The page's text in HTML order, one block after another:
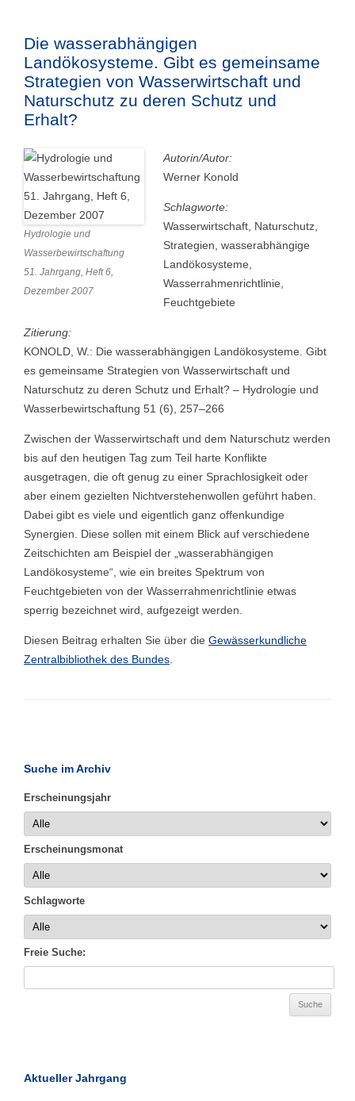
Die wasserabhängigen
Landökosysteme. Gibt es gemeinsame
Strategien von Wasserwirtschaft und
Naturschutz zu deren Schutz und
Erhalt?
Hydrologie und
Wasserbewirtschaftung
51. Jahrgang, Heft 6,
Dezember 2007
Autorin/Autor:
Werner Konold
Schlagworte:
Wasserwirtschaft, Naturschutz,
Strategien, wasserabhängige
Landökosysteme,
Wasserrahmenrichtlinie,
Feuchtgebiete
Zitierung:
KONOLD, W.: Die wasserabhängigen Landökosysteme. Gibt
es gemeinsame Strategien von Wasserwirtschaft und
Naturschutz zu deren Schutz und Erhalt? – Hydrologie und
Wasserbewirtschaftung 51 (6), 257–266
Zwischen der Wasserwirtschaft und dem Naturschutz werden
bis auf den heutigen Tag zum Teil harte Konflikte
ausgetragen, die oft genug zu einer Sprachlosigkeit oder
aber einem gezielten Nichtverstehenwollen geführt haben.
Dabei gibt es viele und eigentlich ganz offenkundige
Synergien. Diese sollen mit einem Blick auf verschiedene
Zeitschichten am Beispiel der „wasserabhängigen
Landökosysteme“, wie ein breites Spektrum von
Feuchtgebieten von der Wasserrahmenrichtlinie etwas
sperrig bezeichnet wird, aufgezeigt werden.
Diesen Beitrag erhalten Sie über die Gewässerkundliche
Zentralbibliothek des Bundes
Suche im Archiv
Erscheinungsjahr
Erscheinungsmonat
Schlagworte
Freie Suche:
Aktueller Jahrgang